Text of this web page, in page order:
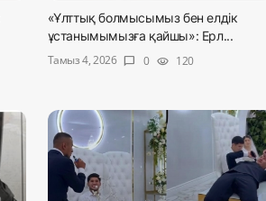
«Ұлттық болмысымыз бен елдік
ұстанымымызға қайшы»: Ерл...
Тамыз 4, 2026
chat_bubble 0 visibility 120